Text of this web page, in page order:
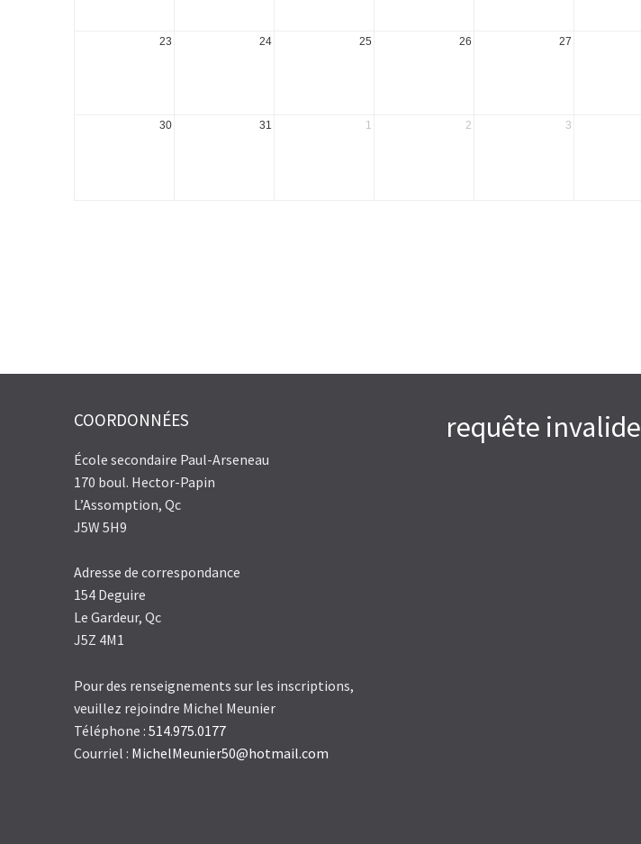
23 24 25 26 27
30 31 1 2 3
COORDONNÉES
École secondaire Paul-Arseneau
170 boul. Hector-Papin
L’Assomption, Qc
J5W 5H9
Adresse de correspondance
154 Deguire
Le Gardeur, Qc
J5Z 4M1
Pour des renseignements sur les inscriptions,
veuillez rejoindre Michel Meunier
Téléphone : 514.975.0177
Courriel : MichelMeunier50@hotmail.com
requête invalide